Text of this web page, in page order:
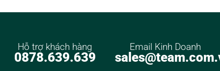
Hỗ trợ khách hàng
0878.639.639
Email Kinh Doanh